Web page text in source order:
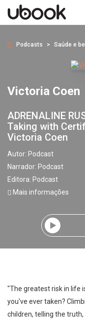
Podcasts Saúde e
Victoria Coen
ADRENALINE
Taking with
Victoria Coen
Autor: Podcast
Narrador: Podcast
Editora: Podcast
Mais informações
"The greatest risk in life
you've ever taken?
children, telling the